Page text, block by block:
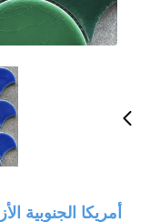
أمريكا الجنوبية